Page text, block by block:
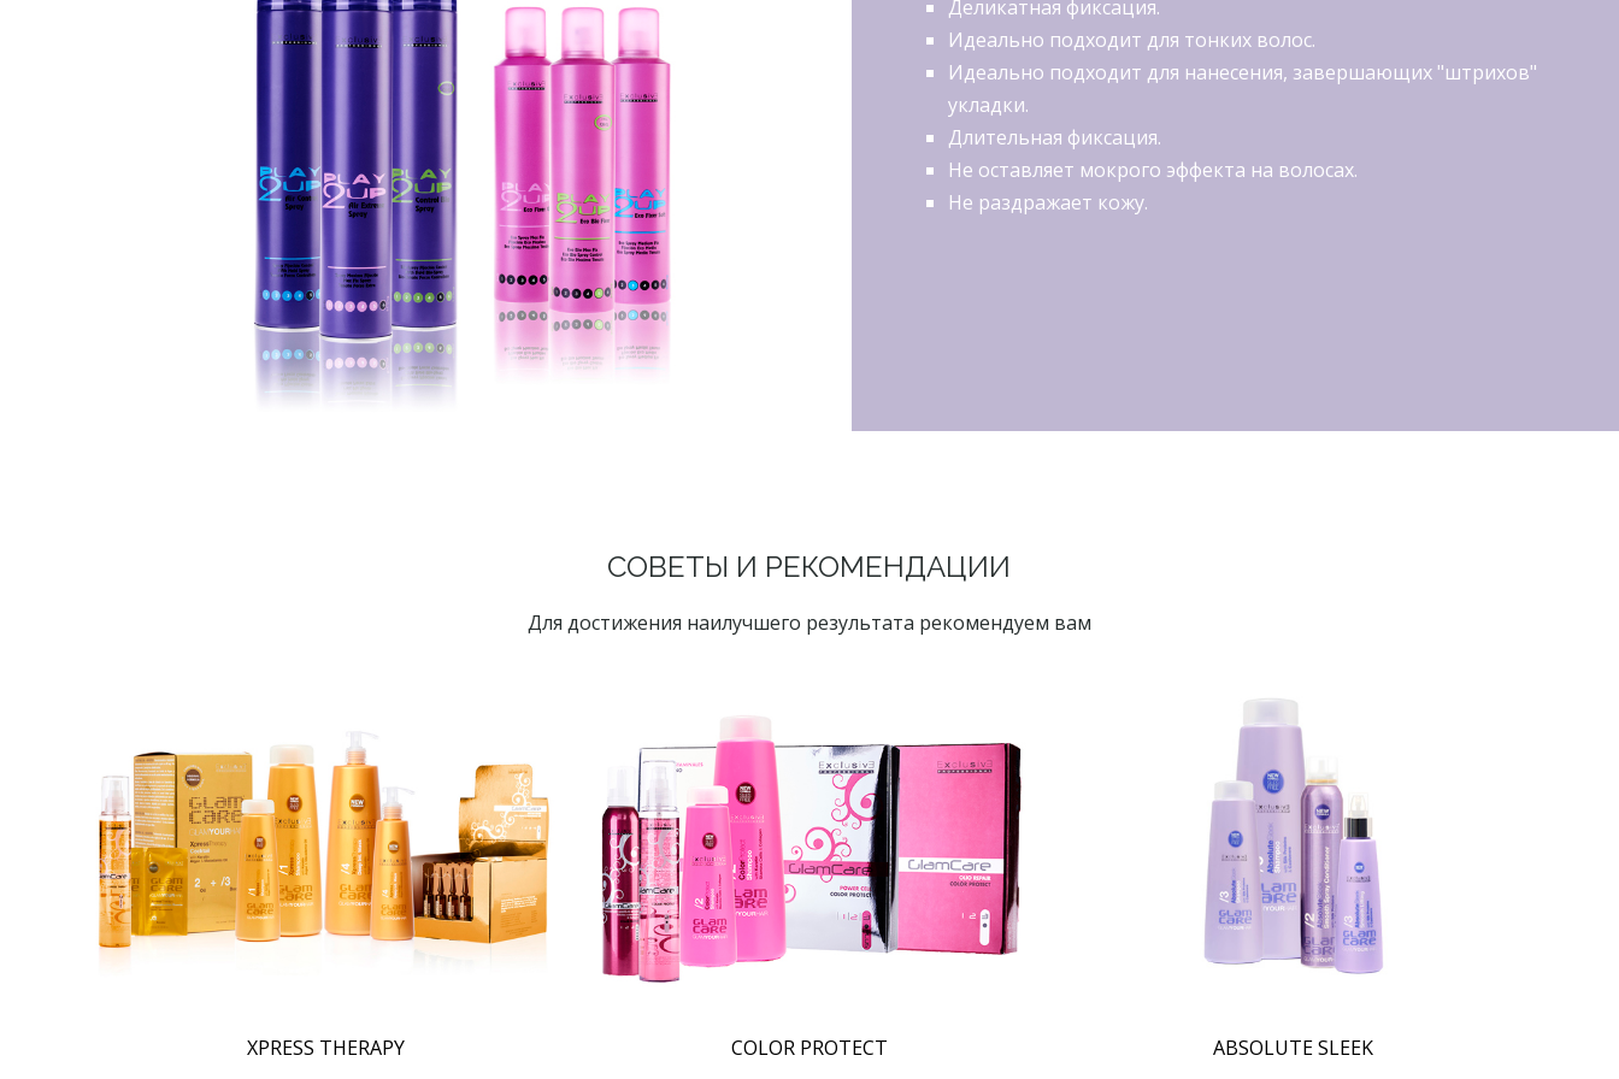
Деликатная фиксация.
Идеально подходит для тонких волос.
Идеально подходит для нанесения, завершающих "штрихов"
укладки.
Длительная фиксация.
Не оставляет мокрого эффекта на волосах.
Не раздражает кожу.
СОВЕТЫ И РЕКОМЕНДАЦИИ
Для достижения наилучшего результата рекомендуем вам
XPRESS THERAPY COLOR PROTECT ABSOLUTE SLEEK